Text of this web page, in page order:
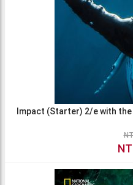
Impact (Starter) 2/e with